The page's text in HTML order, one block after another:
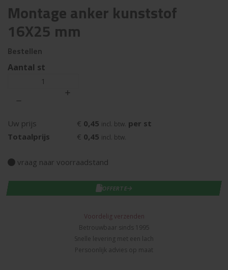
Montage anker kunststof
16X25 mm
Bestellen
Aantal st
Uw prijs € 0,45 incl. btw. per st
Totaalprijs
€ 0,45 incl. btw.
vraag naar voorraadstand
IN WINKELWAGEN
OFFERTE
Voordelig verzenden
Betrouwbaar sinds 1995
Snelle levering met een lach
Persoonlijk advies op maat